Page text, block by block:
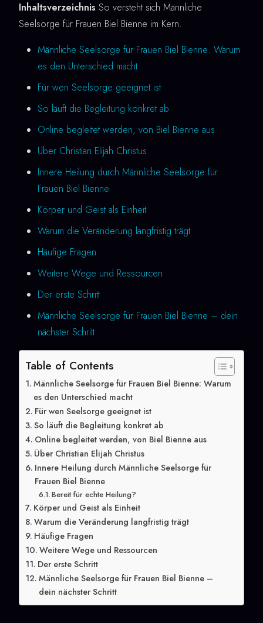
Inhaltsverzeichnis So versteht sich Männliche
Seelsorge für Frauen Biel Bienne im Kern.
Männliche Seelsorge für Frauen Biel Bienne: Warum
es den Unterschied macht
Für wen Seelsorge geeignet ist
So läuft die Begleitung konkret ab
Online begleitet werden, von Biel Bienne aus
Über Christian Elijah Christus
Innere Heilung durch Männliche Seelsorge für
Frauen Biel Bienne
Körper und Geist als Einheit
Warum die Veränderung langfristig trägt
Häufige Fragen
Weitere Wege und Ressourcen
Der erste Schritt
Männliche Seelsorge für Frauen Biel Bienne – dein
nächster Schritt
Table of Contents
Männliche Seelsorge für Frauen Biel Bienne: Warum
es den Unterschied macht
Für wen Seelsorge geeignet ist
So läuft die Begleitung konkret ab
Online begleitet werden, von Biel Bienne aus
Über Christian Elijah Christus
Innere Heilung durch Männliche Seelsorge für
Frauen Biel Bienne
Bereit für echte Heilung?
Körper und Geist als Einheit
Warum die Veränderung langfristig trägt
Häufige Fragen
Weitere Wege und Ressourcen
Der erste Schritt
Männliche Seelsorge für Frauen Biel Bienne –
dein nächster Schritt